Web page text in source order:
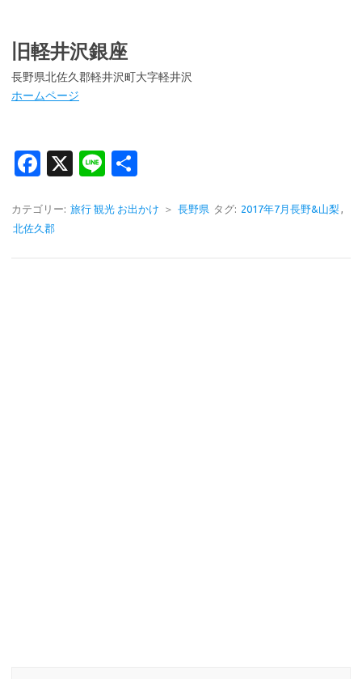
旧軽井沢銀座
長野県北佐久郡軽井沢町大字軽井沢
ホームページ
Fa
e
b
X
Li
e
カテゴリー: 旅行 観光 お出かけ ＞ 長野県 タグ: 2017年7月長野&山梨,
北佐久郡